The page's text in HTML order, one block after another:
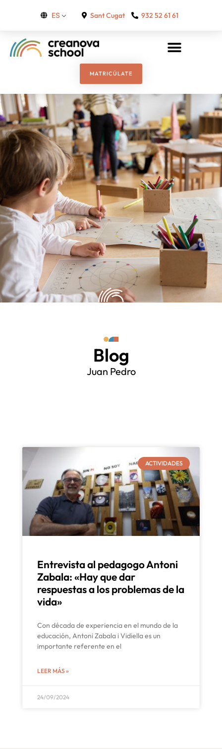
ES Sant Cugat 932 52 61 61
MATRICÚLATE
Blog
Juan Pedro
ACTIVIDADES
Entrevista al pedagogo Antoni
Zabala: «Hay que dar
respuestas a los problemas de la
vida»
Con década de experiencia en el mundo de la
educación, Antoni Zabala i Vidiella es un
importante referente en el
LEER MÁS »
24/09/2024